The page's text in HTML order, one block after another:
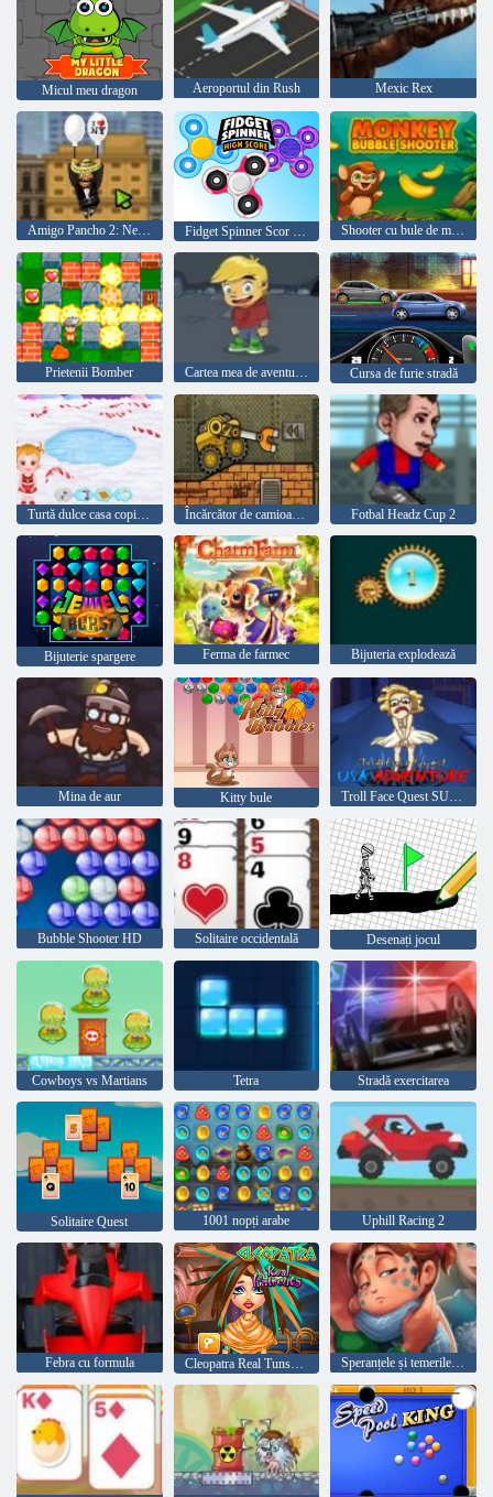
Micul meu dragon Aeroportul din Rush Mexic Rex
Amigo Pancho 2: New York Party Fidget Spinner Scor mare Shooter cu bule de maimuță
Prietenii Bomber Cartea mea de aventură 2 Cursa de furie stradă
Încărcător de camioane 4 Fotbal Headz Cup 2
Bijuterie spargere Ferma de farmec Bijuteria explodează
Mina de aur Kitty bule Troll Face Quest SUA aventură
Bubble Shooter HD Solitaire occidentală Desenați jocul
Cowboys vs Martians Tetra Stradă exercitarea
Solitaire Quest 1001 nopți arabe Uphill Racing 2
Febra cu formula Cleopatra Real Tunsorile Speranțele și temerile delicioase Emily